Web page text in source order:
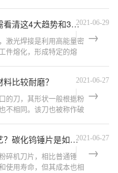
进军激光熔覆市场，需看清这4大趋势和3大挑战2021-06-29
激光焊接是利用高能量密
件熔化，形成特定的熔
比较耐磨？ 2021-06-27
的刀，其形状一般根据粉
不相同。该刀也被称作破
碳化钨锤片的堆焊工艺？碳化钨锤片是如何制作的？（科普篇）2021-06-27
碎机刀片，相比普通锤
使用寿命，但其成本也相